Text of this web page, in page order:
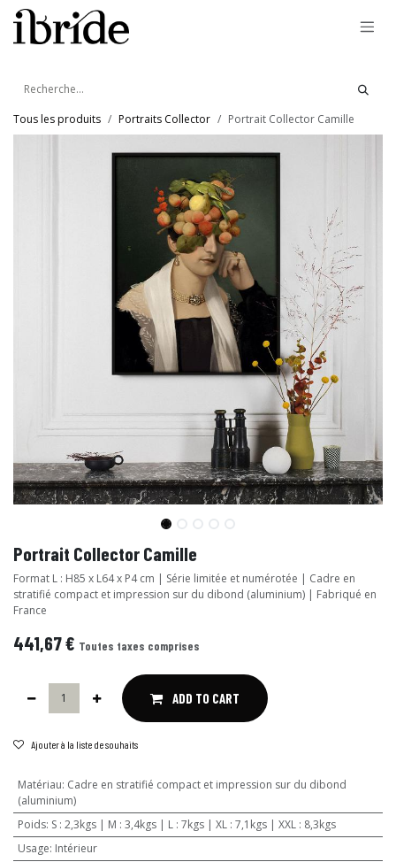
Se rendre au contenu
Tous les produits Portraits Collector Portrait Collector Camille
Portrait Collector Camille
Format L : H85 x L64 x P4 cm | Série limitée et numérotée | Cadre en
stratifié compact et impression sur du dibond (aluminium) | Fabriqué en
France
441,67€ Toutes taxes comprises
ADD TO CART
Ajouter à la liste de souhaits
Matériau: Cadre en stratifié compact et impression sur du dibond
(aluminium)
Poids: S : 2,3kgs | M : 3,4kgs | L : 7kgs | XL : 7,1kgs | XXL : 8,3kgs
Usage: Intérieur